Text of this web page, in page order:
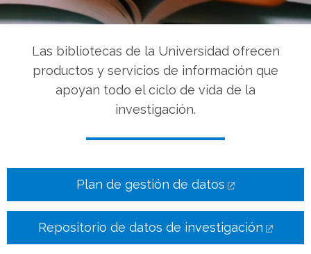
Egresadas/os
Las bibliotecas de la Universidad ofrecen
productos y servicios de información que
apoyan todo el ciclo de vida de la
investigación.
Plan de gestión de datos
Repositorio de datos de investigación